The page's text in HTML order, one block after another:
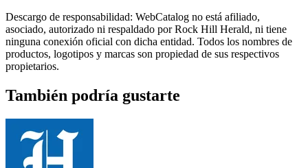
Descargo de responsabilidad: WebCatalog no está afiliado,
asociado, autorizado ni respaldado por Rock Hill Herald, ni tiene
ninguna conexión oficial con dicha entidad. Todos los nombres de
productos, logotipos y marcas son propiedad de sus respectivos
propietarios.
También podría gustarte